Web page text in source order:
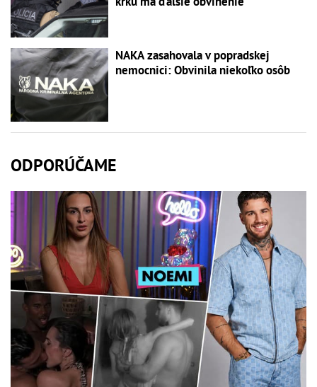
NAKA zasahovala v popradskej
nemocnici: Obvinila niekoľko osôb
ODPORÚČAME